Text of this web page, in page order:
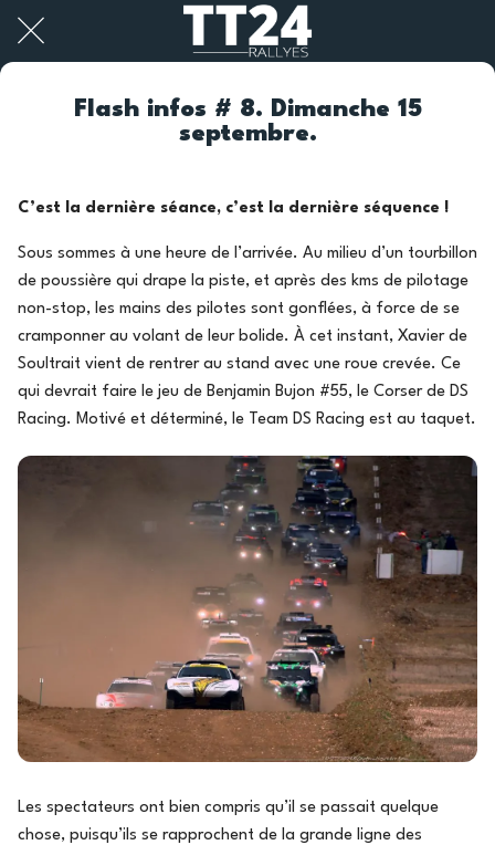
Flash infos # 8. Dimanche 15
septembre.
C’est la dernière séance, c’est la dernière séquence !
Sous sommes à une heure de l’arrivée. Au milieu d’un tourbillon
de poussière qui drape la piste, et après des kms de pilotage
non-stop, les mains des pilotes sont gonflées, à force de se
cramponner au volant de leur bolide. À cet instant, Xavier de
Soultrait vient de rentrer au stand avec une roue crevée. Ce
qui devrait faire le jeu de Benjamin Bujon #55, le Corser de DS
Racing. Motivé et déterminé, le Team DS Racing est au taquet.
Les spectateurs ont bien compris qu’il se passait quelque
chose, puisqu’ils se rapprochent de la grande ligne des